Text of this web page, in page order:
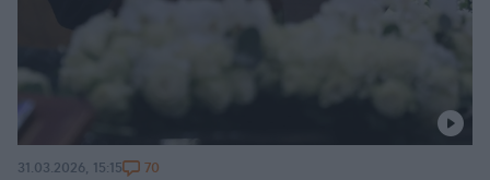
31.03.2026, 15:15 70